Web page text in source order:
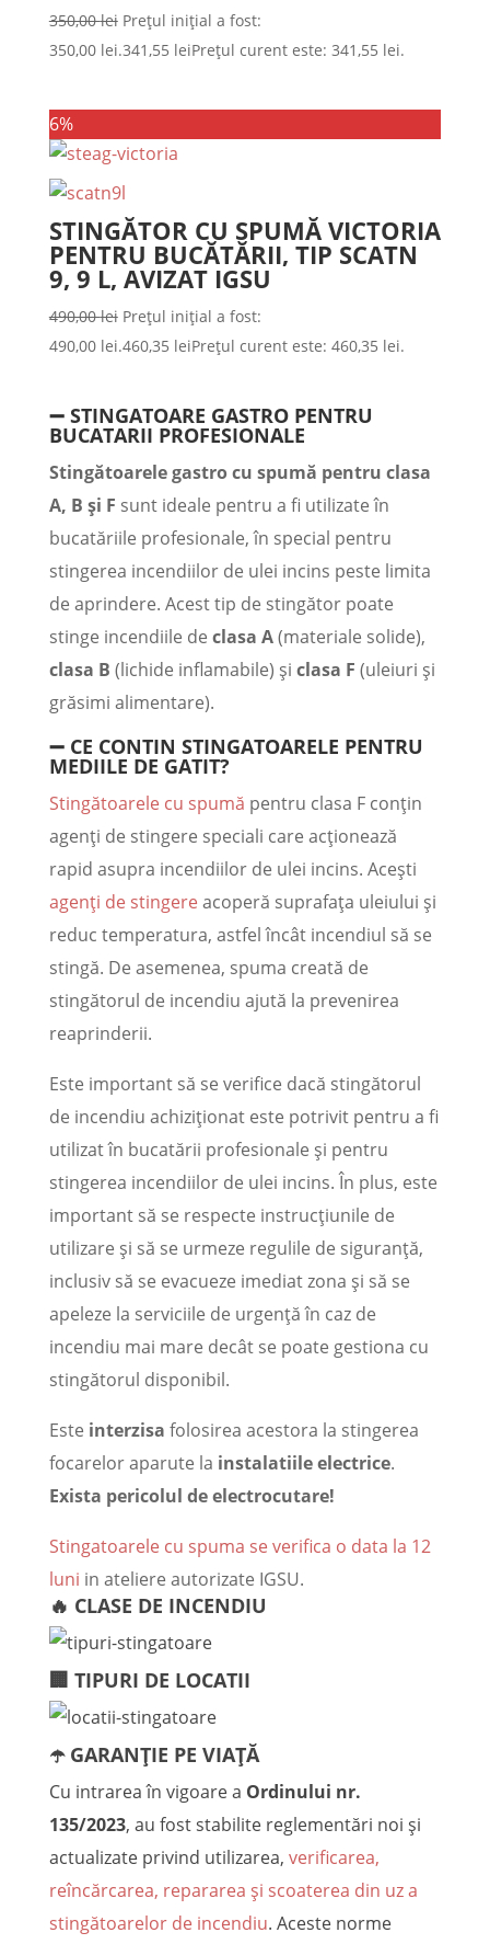
350,00lei Prețul inițial a fost:
350,00 lei.341,55 leiPrețul curent este: 341,55 lei.
6%
STINGĂTOR CU SPUMĂ VICTORIA
PENTRU BUCĂTĂRII, TIP SCATN
9, 9 L, AVIZAT IGSU
490,00lei Prețul inițial a fost:
490,00 lei.460,35 leiPrețul curent este: 460,35 lei.
➖ STINGATOARE GASTRO PENTRU
BUCATARII PROFESIONALE
Stingătoarele gastro cu spumă pentru clasa
A, B și F sunt ideale pentru a fi utilizate în
bucatăriile profesionale, în special pentru
stingerea incendiilor de ulei incins peste limita
de aprindere. Acest tip de stingător poate
stinge incendiile de clasa A(materiale solide),
clasa B (lichide inflamabile) și clasa F (uleiuri și
grăsimi alimentare).
➖ CE CONTIN STINGATOARELE PENTRU
MEDIILE DE GATIT?
Stingătoarele cu spumă pentru clasa F conțin
agenți de stingere speciali care acționează
rapid asupra incendiilor de ulei incins. Acești
agenți de stingere acoperă suprafața uleiului și
reduc temperatura, astfel încât incendiul să se
stingă. De asemenea, spuma creată de
stingătorul de incendiu ajută la prevenirea
reaprinderii.
Este important să se verifice dacă stingătorul
de incendiu achiziționat este potrivit pentru a fi
utilizat în bucatării profesionale și pentru
stingerea incendiilor de ulei incins. În plus, este
important să se respecte instrucțiunile de
utilizare și să se urmeze regulile de siguranță,
inclusiv să se evacueze imediat zona și să se
apeleze la serviciile de urgență în caz de
incendiu mai mare decât se poate gestiona cu
stingătorul disponibil.
Este interzisa folosirea acestora la stingerea
focarelor aparute la instalatiile electrice.
Exista pericolul de electrocutare!
Stingatoarele cu spuma se verifica o data la 12
luni in ateliere autorizate IGSU.
🔥 CLASE DE INCENDIU
🏢 TIPURI DE LOCATII
☂️ GARANȚIE PE VIAȚĂ
Cu intrarea în vigoare a Ordinului nr.
135/2023, au fost stabilite reglementări noi și
actualizate privind utilizarea, verificarea,
reîncărcarea, repararea și scoaterea din uz a
stingătoarelor de incendiu. Aceste norme